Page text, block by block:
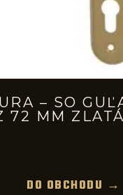
– SO
72 MM
DO OBCHODU →